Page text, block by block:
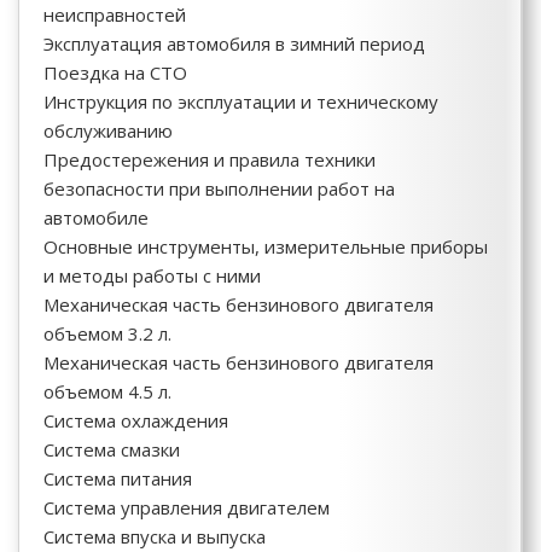
неисправностей
Эксплуатация автомобиля в зимний период
Поездка на СТО
Инструкция по эксплуатации и техническому
обслуживанию
Предостережения и правила техники
безопасности при выполнении работ на
автомобиле
Основные инструменты, измерительные приборы
и методы работы с ними
Механическая часть бензинового двигателя
объемом 3.2 л.
Механическая часть бензинового двигателя
объемом 4.5 л.
Система охлаждения
Система смазки
Система питания
Система управления двигателем
Система впуска и выпуска